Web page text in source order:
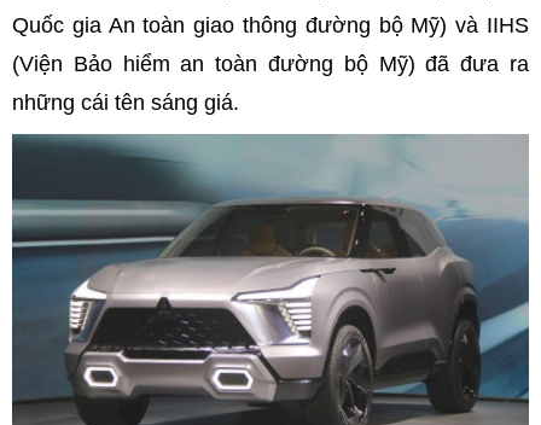
Quốc gia An toàn giao thông đường bộ Mỹ) và IIHS
(Viện Bảo hiểm an toàn đường bộ Mỹ) đã đưa ra
những cái tên sáng giá.